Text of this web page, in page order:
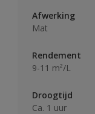
Afwerking
Mat
Rendement
9-11 m²/L
Droogtijd
Ca. 1 uur